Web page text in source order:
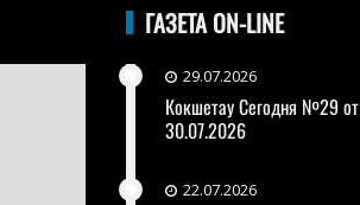
ГАЗЕТА ON-LINE
29.07.2026
Кокшетау Сегодня №29 от
30.07.2026
22.07.2026